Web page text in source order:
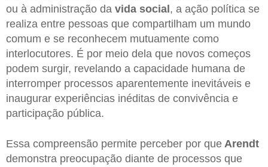
ou à administração da vida social, a ação política se
realiza entre pessoas que compartilham um mundo
comum e se reconhecem mutuamente como
interlocutores. É por meio dela que novos começos
podem surgir, revelando a capacidade humana de
interromper processos aparentemente inevitáveis e
inaugurar experiências inéditas de convivência e
participação pública.
Essa compreensão permite perceber por que Arendt
demonstra preocupação diante de processos que